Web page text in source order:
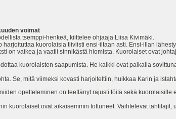
voimat
tsemppi-henkeä, kiittelee ohjaaja Liisa Kivimäki.
harjoituttaa kuorolaisia tiiviisti ensi-iltaan asti. Ensi-illan
on vaikea ja vaatii sinnikästä hiomista. Kuorolaiset ovat
kuorolaisten saapumista. He kaikki ovat paikalla
Se, mitä viimeksi kovasti harjoiteltiin, huikkaa Karin ja
opetteleminen on teettänyt rajusti töitä sekä
kuorolaiset ovat aikaisemmin tottuneet. Vaihtelevat